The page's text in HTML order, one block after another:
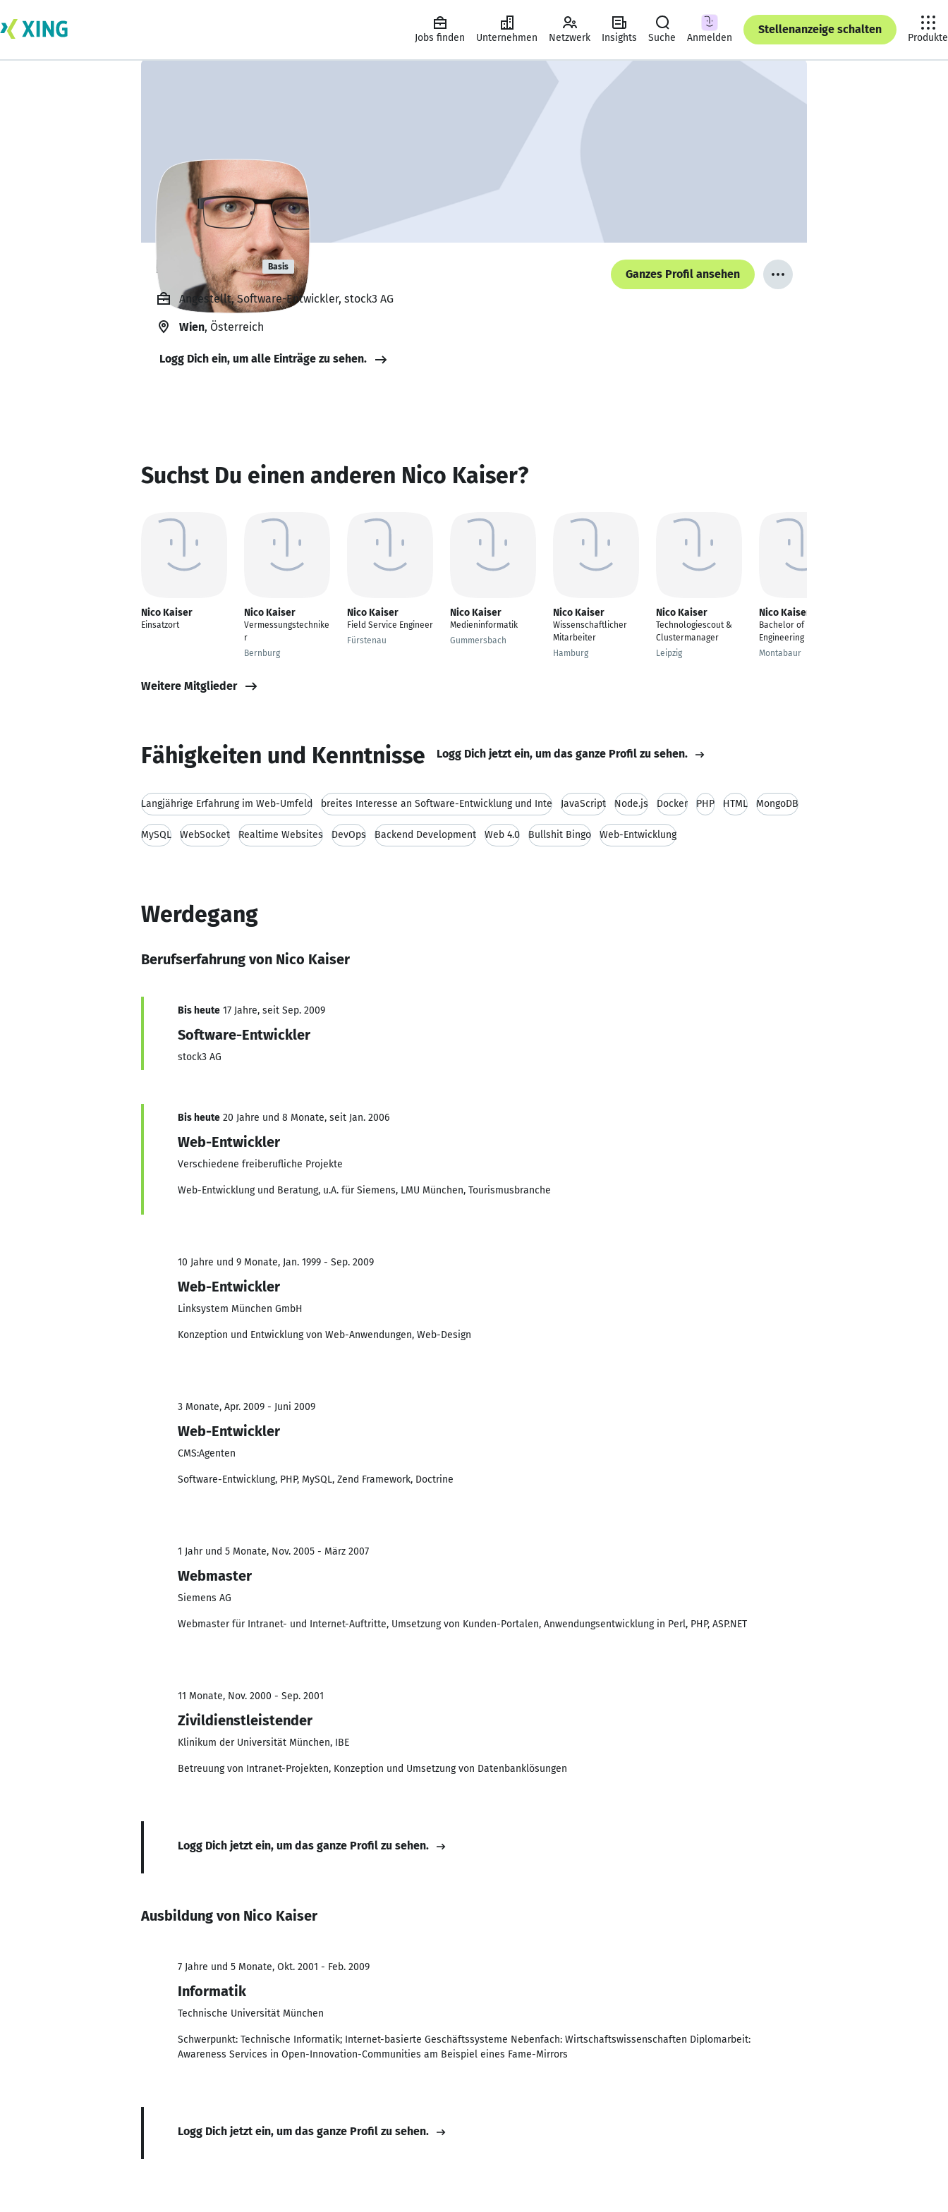
Jobs finden Unternehmen Netzwerk Insights Suche Anmelden
Stellenanzeige schalten
Produkte
Nico Kaiser Basis
Ganzes Profil ansehen
Angestellt, Software-Entwickler, stock3 AG
Wien, Österreich
Logg Dich ein, um alle Einträge zu sehen.
Suchst Du einen anderen Nico Kaiser?
Nico Kaiser
Einsatzort
Nico Kaiser
Vermessungstechnike
r
Bernburg
Nico Kaiser
Field Service Engineer
Fürstenau
Nico Kaiser
Medieninformatik
Gummersbach
Nico Kaiser
Wissenschaftlicher
Mitarbeiter
Hamburg
Nico Kaiser
Technologiescout &
Clustermanager
Leipzig
Nico Kaiser
Bachelor of
Engineering
Montabaur
Weitere Mitglieder
Fähigkeiten und Kenntnisse Logg Dich jetzt ein, um das ganze Profil zu sehen.
Langjährige Erfahrung im Web-Umfeld breites Interesse an Software-Entwicklung und Inte JavaScript Node.js Docker PHP HTML MongoDB
MySQL WebSocket Realtime Websites DevOps Backend Development Web 4.0 Bullshit Bingo Web-Entwicklung
Werdegang
Berufserfahrung von Nico Kaiser
Bis heute 17 Jahre, seit Sep. 2009
Software-Entwickler
stock3 AG
Bis heute 20 Jahre und 8 Monate, seit Jan. 2006
Web-Entwickler
Verschiedene freiberufliche Projekte
Web-Entwicklung und Beratung, u.A. für Siemens, LMU München, Tourismusbranche
10 Jahre und 9 Monate, Jan. 1999 - Sep. 2009
Web-Entwickler
Linksystem München GmbH
Konzeption und Entwicklung von Web-Anwendungen, Web-Design
3 Monate, Apr. 2009 - Juni 2009
Web-Entwickler
CMS:Agenten
Software-Entwicklung, PHP, MySQL, Zend Framework, Doctrine
1 Jahr und 5 Monate, Nov. 2005 - März 2007
Webmaster
Siemens AG
Webmaster für Intranet- und Internet-Auftritte, Umsetzung von Kunden-Portalen, Anwendungsentwicklung in Perl, PHP, ASP.NET
11 Monate, Nov. 2000 - Sep. 2001
Zivildienstleistender
Klinikum der Universität München, IBE
Betreuung von Intranet-Projekten, Konzeption und Umsetzung von Datenbanklösungen
Logg Dich jetzt ein, um das ganze Profil zu sehen.
Ausbildung von Nico Kaiser
7 Jahre und 5 Monate, Okt. 2001 - Feb. 2009
Informatik
Technische Universität München
Schwerpunkt: Technische Informatik; Internet-basierte Geschäftssysteme Nebenfach: Wirtschaftswissenschaften Diplomarbeit:
Awareness Services in Open-Innovation-Communities am Beispiel eines Fame-Mirrors
Logg Dich jetzt ein, um das ganze Profil zu sehen.